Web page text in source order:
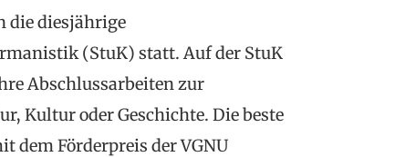
die diesjährige
(StuK) statt. Auf der StuK
Abschlussarbeiten zur
Kultur oder Geschichte. Die beste
dem Förderpreis der VGNU